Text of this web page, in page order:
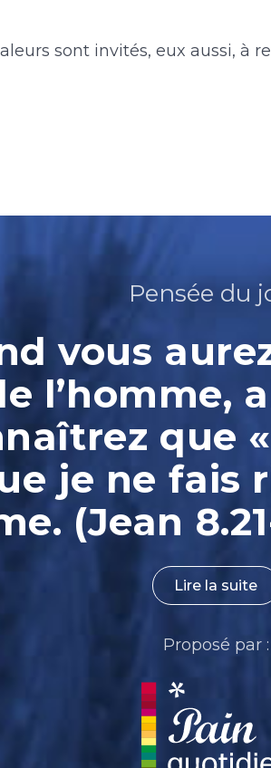
sont invités, eux aussi, à
Pensée du
vous
l’homme,
que
je ne fais
(Jean
Lire la suite
Proposé par :